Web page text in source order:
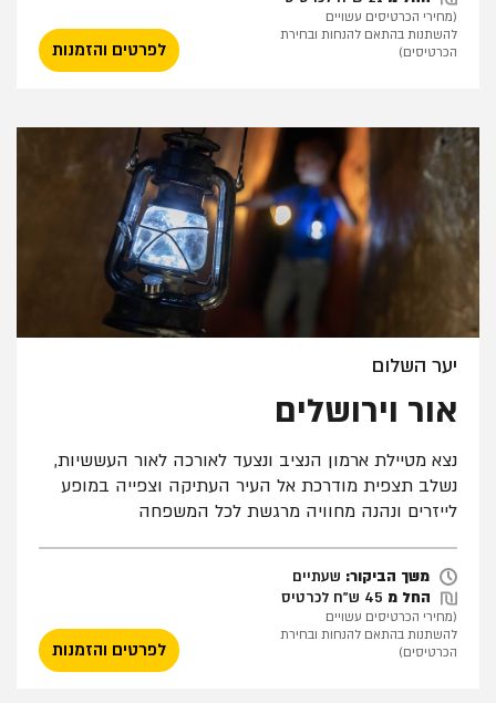
(מחירי הכרטיסים עשויים
להשתנות בהתאם להנחות ובחירת
הכרטיסים)
לפרטים והזמנות
יער השלום
אור וירושלים
נצא מטיילת ארמון הנציב ונצעד לאורכה לאור העששיות,
נשלב תצפית מודרכת אל העיר העתיקה וצפייה במופע
לייזרים ונהנה מחוויה מרגשת לכל המשפחה
משך הביקור: שעתיים
החל מ
(מחירי הכרטיסים עשויים
להשתנות בהתאם להנחות ובחירת
הכרטיסים)
לפרטים והזמנות